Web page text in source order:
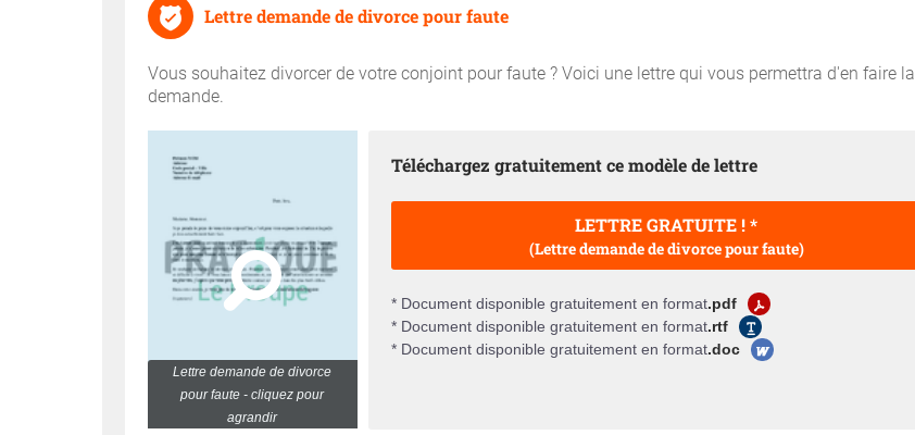
Lettre demande de divorce pour faute
Vous souhaitez divorcer de votre conjoint pour faute ? Voici une lettre qui vous permettra d'en faire la
demande.
Lettre demande de divorce
pour faute - cliquez pour
agrandir
Téléchargez gratuitement ce modèle de lettre
LETTRE GRATUITE ! *
(Lettre demande de divorce pour faute)
* Document disponible gratuitement en format.pdf
* Document disponible gratuitement en format.rtf
* Document disponible gratuitement en format.doc